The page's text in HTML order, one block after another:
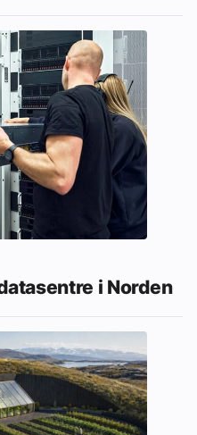
i Norden